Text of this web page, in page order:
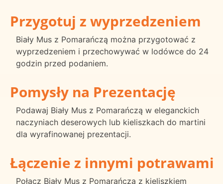
Przygotuj z wyprzedzeniem
Biały Mus z Pomarańczą można przygotować z
wyprzedzeniem i przechowywać w lodówce do 24
godzin przed podaniem.
Pomysły na Prezentację
Podawaj Biały Mus z Pomarańczą w eleganckich
naczyniach deserowych lub kieliszkach do martini
dla wyrafinowanej prezentacji.
Łączenie z innymi potrawami
Połącz Biały Mus z Pomarańczą z kieliszkiem